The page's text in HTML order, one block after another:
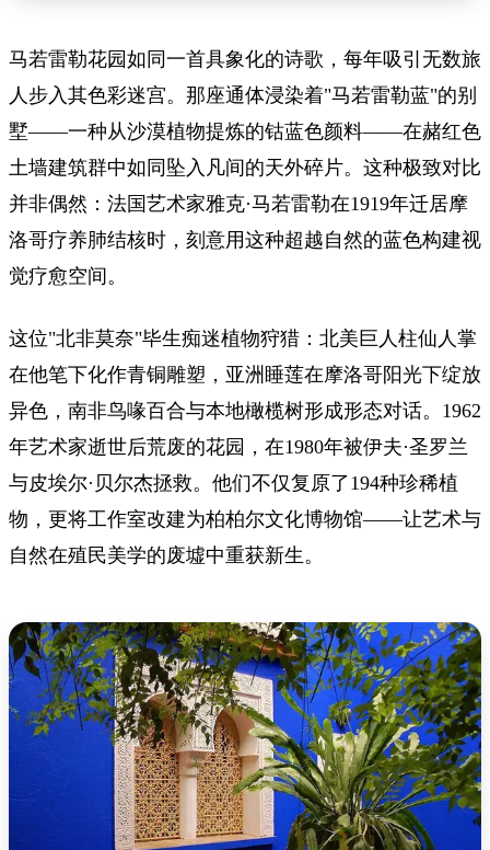
马若雷勒花园如同一首具象化的诗歌，每年吸引无数旅
人步入其色彩迷宫。那座通体浸染着"马若雷勒蓝"的别
墅——一种从沙漠植物提炼的钴蓝色颜料——在赭红色
土墙建筑群中如同坠入凡间的天外碎片。这种极致对比
并非偶然：法国艺术家雅克·马若雷勒在1919年迁居摩
洛哥疗养肺结核时，刻意用这种超越自然的蓝色构建视
觉疗愈空间。
这位"北非莫奈"毕生痴迷植物狩猎：北美巨人柱仙人掌
在他笔下化作青铜雕塑，亚洲睡莲在摩洛哥阳光下绽放
异色，南非鸟喙百合与本地橄榄树形成形态对话。1962
年艺术家逝世后荒废的花园，在1980年被伊夫·圣罗兰
与皮埃尔·贝尔杰拯救。他们不仅复原了194种珍稀植
物，更将工作室改建为柏柏尔文化博物馆——让艺术与
自然在殖民美学的废墟中重获新生。